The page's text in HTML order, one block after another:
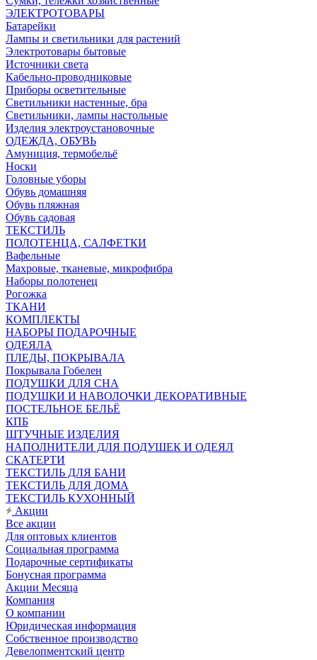
ЭЛЕКТРОТОВАРЫ
Батарейки
Лампы и светильники для растений
Электротовары бытовые
Источники света
Кабельно-проводниковые
Приборы осветительные
Светильники настенные, бра
Светильники, лампы настольные
Изделия электроустановочные
ОДЕЖДА, ОБУВЬ
Амуниция, термобельё
Носки
Головные уборы
Обувь домашняя
Обувь пляжная
Обувь садовая
ТЕКСТИЛЬ
ПОЛОТЕНЦА, САЛФЕТКИ
Вафельные
Махровые, тканевые, микрофибра
Наборы полотенец
Рогожка
ТКАНИ
КОМПЛЕКТЫ
НАБОРЫ ПОДАРОЧНЫЕ
ОДЕЯЛА
ПЛЕДЫ, ПОКРЫВАЛА
Покрывала Гобелен
ПОДУШКИ ДЛЯ СНА
ПОДУШКИ И НАВОЛОЧКИ ДЕКОРАТИВНЫЕ
ПОСТЕЛЬНОЕ БЕЛЬЁ
КПБ
ШТУЧНЫЕ ИЗДЕЛИЯ
НАПОЛНИТЕЛИ ДЛЯ ПОДУШЕК И ОДЕЯЛ
СКАТЕРТИ
ТЕКСТИЛЬ ДЛЯ БАНИ
ТЕКСТИЛЬ ДЛЯ ДОМА
ТЕКСТИЛЬ КУХОННЫЙ
Акции
Все акции
Для оптовых клиентов
Социальная программа
Подарочные сертификаты
Бонусная программа
Акции Месяца
Компания
О компании
Юридическая информация
Собственное производство
Девелопментский центр